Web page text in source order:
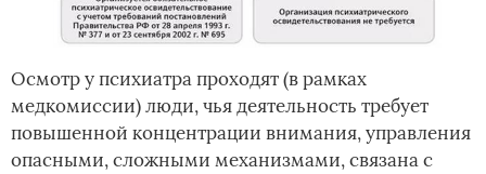
Осмотр у психиатра проходят (в рамках
медкомиссии) люди, чья деятельность требует
повышенной концентрации внимания, управления
опасными, сложными механизмами, связана с